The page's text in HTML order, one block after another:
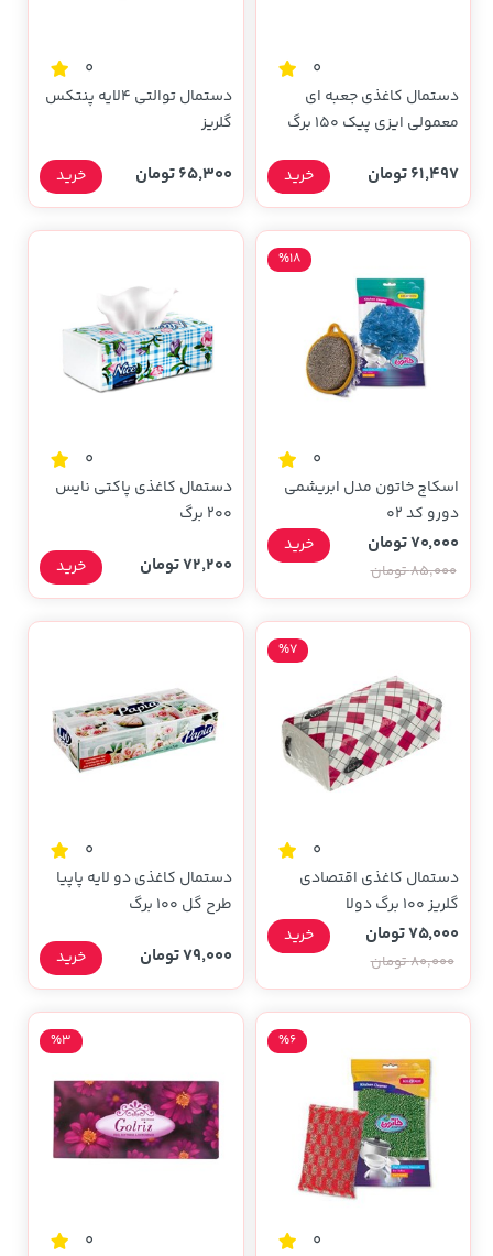
0
دستمال کاغذی جعبه ای
معمولی ایزی پیک 150 برگ
61,497 تومان خرید
0
دستمال توالتی 4لایه پنتکس
گلریز
65,300 تومان خرید
0
اسکاچ خاتون مدل ابریشمی
دورو کد 02
%18
70,000 تومان
85,000 تومان
خرید
0
دستمال کاغذی پاکتی نایس
200 برگ
72,200 تومان خرید
0
دستمال کاغذی اقتصادی
گلریز 100 برگ دولا
%7
75,000 تومان
80,000 تومان
خرید
0
دستمال کاغذی دو لایه پاپیا
طرح گل 100 برگ
79,000 تومان خرید
0
%6
0
%3